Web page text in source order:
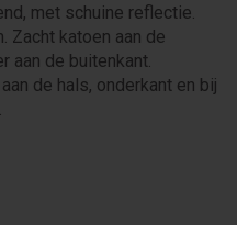
met schuine reflectie.
Zacht katoen aan de
aan de buitenkant.
de hals, onderkant en bij